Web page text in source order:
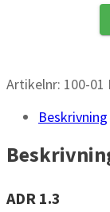
Artikelnr: 100-01
Beskrivning
ADR 1.3